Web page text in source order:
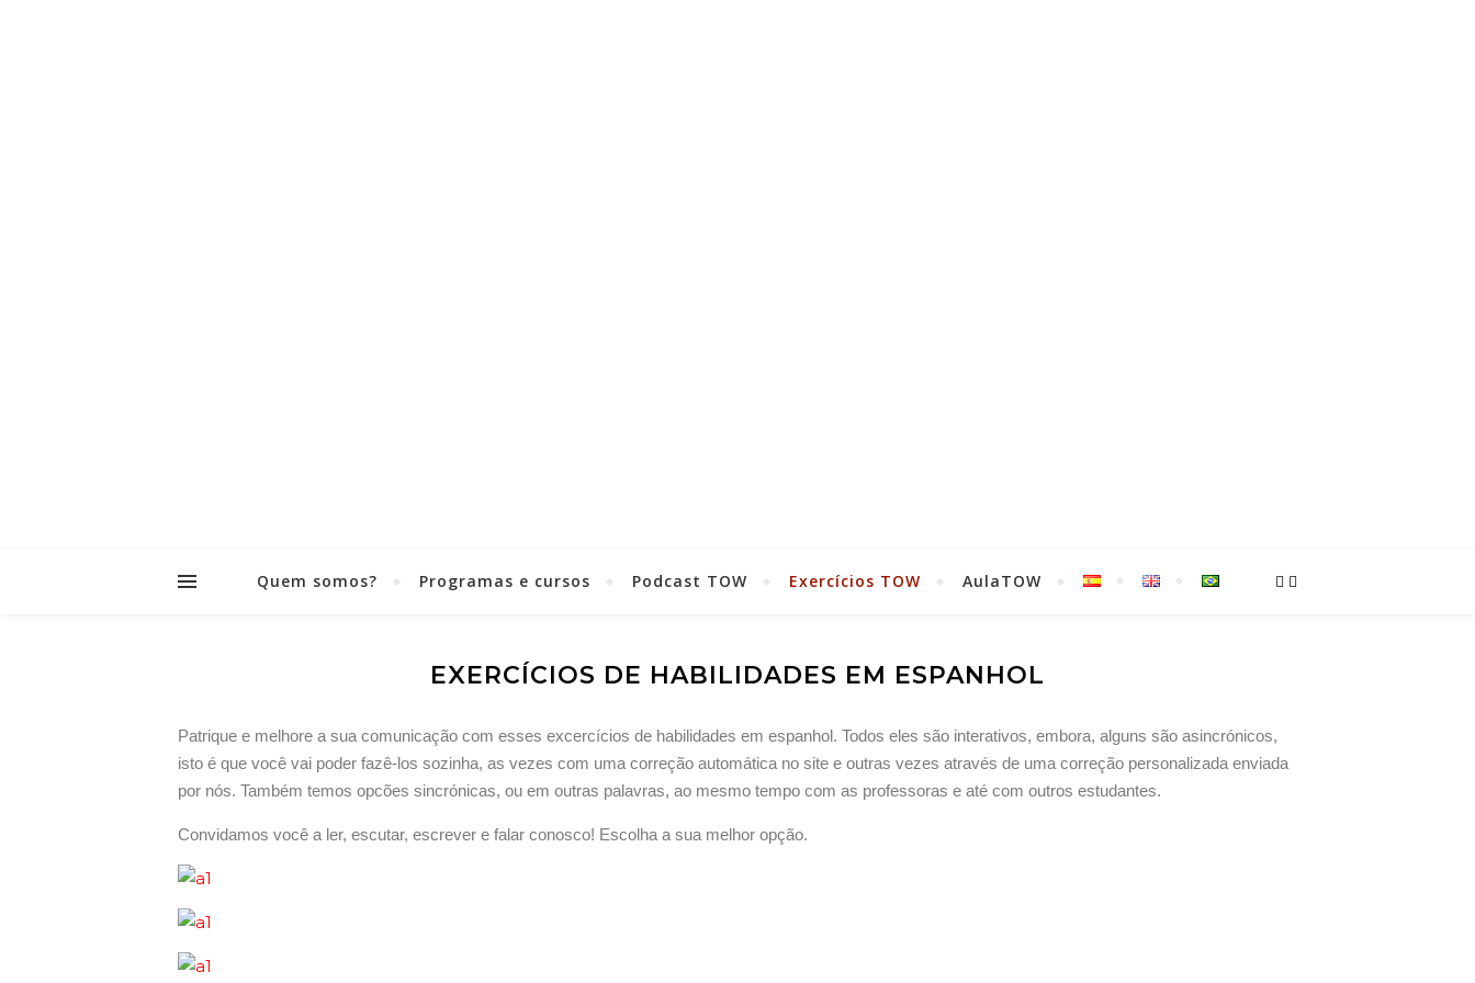
Quem somos? Programas e cursos Podcast TOW Exercícios TOW AulaTOW
EXERCÍCIOS DE HABILIDADES EM ESPANHOL
Patrique e melhore a sua comunicação com esses excercícios de habilidades em espanhol. Todos eles são interativos, embora, alguns são asincrónicos,
isto é que você vai poder fazê-los sozinha, as vezes com uma correção automática no site e outras vezes através de uma correção personalizada enviada
por nós. Também temos opcões sincrónicas, ou em outras palavras, ao mesmo tempo com as professoras e até com outros estudantes.
Convidamos você a ler, escutar, escrever e falar conosco! Escolha a sua melhor opção.